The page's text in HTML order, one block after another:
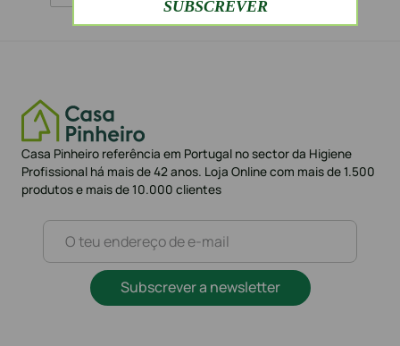
Casa Pinheiro referência em Portugal no sector da Higiene
Profissional há mais de 42 anos. Loja Online com mais de 1.500
produtos e mais de 10.000 clientes
Subscrever a newsletter